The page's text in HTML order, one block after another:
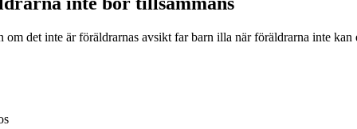
det inte är föräldrarnas avsikt far barn illa när föräldrarna inte kan